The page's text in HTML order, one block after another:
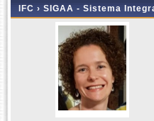
IFC › SIGAA - Sistema